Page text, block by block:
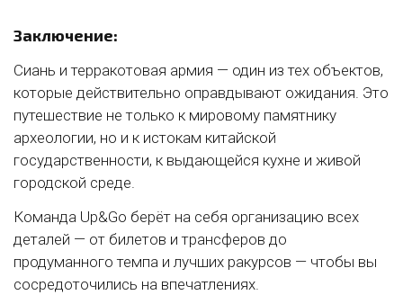
Заключение:
Сиань и терракотовая армия — один из тех объектов,
которые действительно оправдывают ожидания. Это
путешествие не только к мировому памятнику
археологии, но и к истокам китайской
государственности, к выдающейся кухне и живой
городской среде.
Команда Up&Go берёт на себя организацию всех
деталей — от билетов и трансферов до
продуманного темпа и лучших ракурсов — чтобы вы
сосредоточились на впечатлениях.